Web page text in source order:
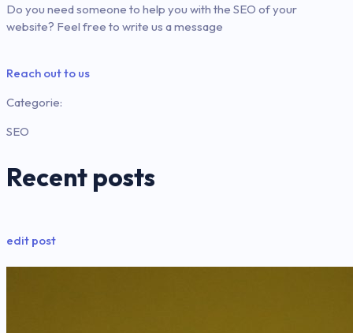
Do you need someone to help you with the SEO of your
website? Feel free to write us a message
Reach out to us
Categorie:
SEO
Recent posts
edit post